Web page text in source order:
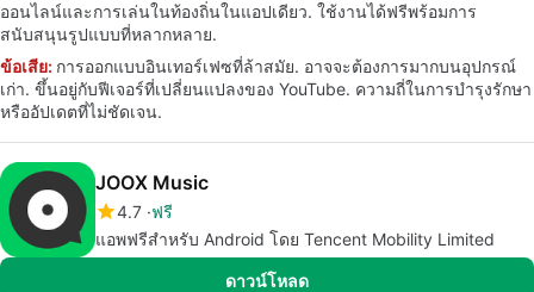
ออนไลน์และการเล่นในท้องถิ่นในแอปเดียว. ใช้งานได้ฟรีพร้อมการ
สนับสนุนรูปแบบที่หลากหลาย.
ข้อเสีย: การออกแบบอินเทอร์เฟซที่ล้าสมัย. อาจจะต้องการมากบนอุปกรณ์
เก่า. ขึ้นอยู่กับฟีเจอร์ที่เปลี่ยนแปลงของ YouTube. ความถี่ในการบำรุงรักษา
หรืออัปเดตที่ไม่ชัดเจน.
JOOX Music
4.7 ฟรี
แอพฟรีสำหรับ Android โดย Tencent Mobility Limited
ดาวน์โหลด